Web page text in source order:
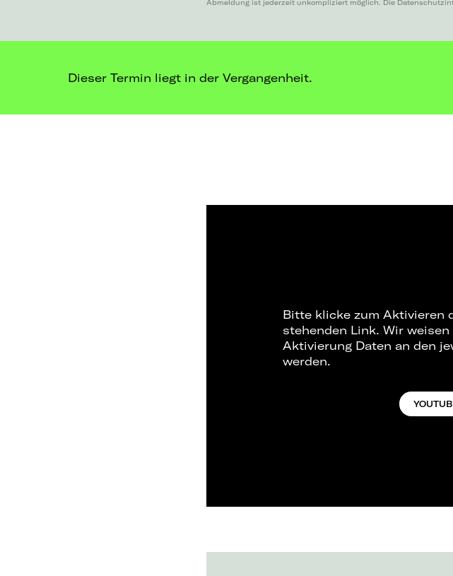
Abmeldung ist jederzeit unkompliziert möglich. Die
Dieser Termin liegt in der Vergangenheit.
Bitte klicke zum Aktivieren
stehenden Link. Wir
Aktivierung Daten an den
werden.